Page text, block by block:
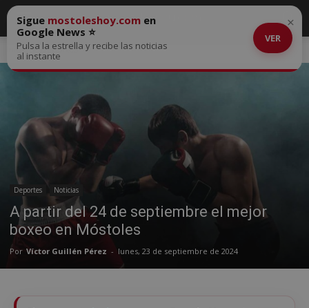
Inicio Deportes
Deportes Noticias
A partir del 24 de septiembre el mejor
boxeo en Móstoles
Por Víctor Guillén Pérez - lunes, 23 de septiembre de 2024
Sigue mostoleshoy.com en
Google News ⭐
Pulsa la estrella y recibe las noticias
al instante
VER
×